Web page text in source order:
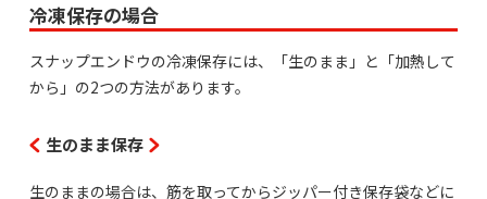
冷凍保存の場合
スナップエンドウの冷凍保存には、「生のまま」と「加熱して
から」の2つの方法があります。
生のまま保存
生のままの場合は、筋を取ってからジッパー付き保存袋などに